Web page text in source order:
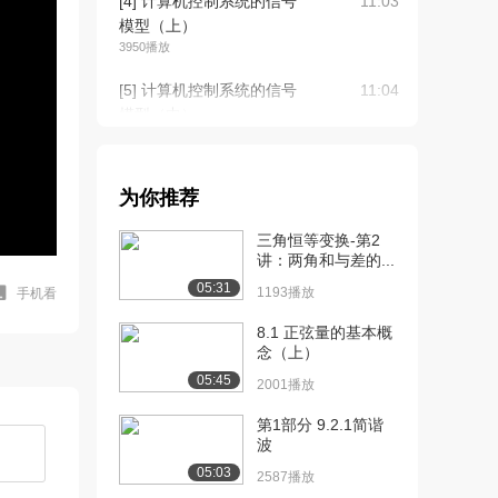
手机看
模型（上）
3950播放
[5] 计算机控制系统的信号
11:04
模型（下）
[7] 认识计算机控制系统信
号分析及星号拉...
12:47
[8] 认识计算机控制系统信
号分析及星号拉...
[9] 认识计算机控制系统信
号分析及星号拉...
为你推荐
05:31
三角恒等变换-第2
讲：两角和与差的...
1193播放
05:45
8.1 正弦量的基本概
念（上）
2001播放
05:03
第1部分 9.2.1简谐
波
2587播放